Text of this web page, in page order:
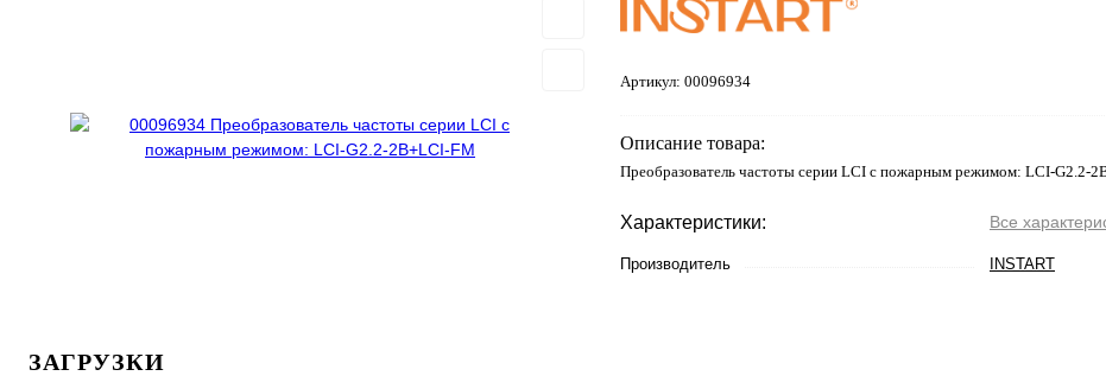
Артикул: 00096934
Описание товара:
Преобразователь частоты серии LCI с пожарным режимом: LCI-G2.2-
Характеристики: Все
Производитель INSTART
ЗАГРУЗКИ